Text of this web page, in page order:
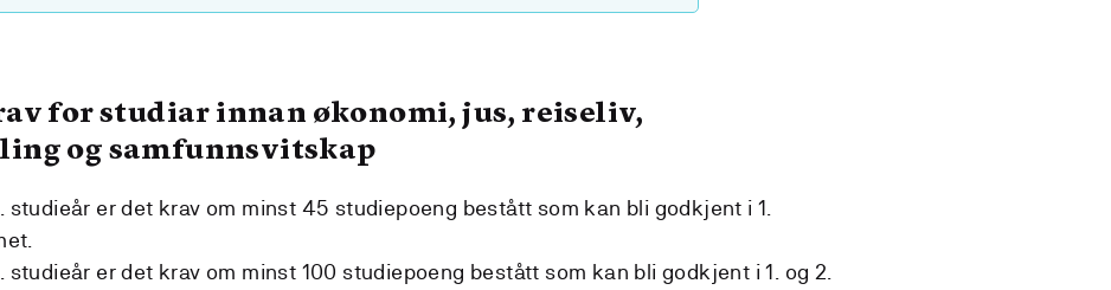
for studiar innan økonomi, jus, reiseliv,
og samfunnsvitskap
studieår er det krav om minst 45 studiepoeng bestått som kan bli godkjent i 1.
er det krav om minst 100 studiepoeng bestått som kan bli godkjent i 1. og 2.